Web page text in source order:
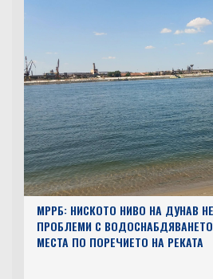
МРРБ: НИСКОТО НИВО НА ДУНАВ
ПРОБЛЕМИ С
МЕСТА ПО ПОРЕЧИЕТО НА РЕКАТА